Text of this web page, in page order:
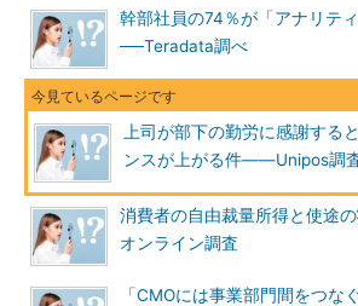
幹部社員の74％が「アナリテ
──Teradata調べ
上司が部下の勤労に感謝する
ンスが上がる件――Unipos調
消費者の自由裁量所得と使途
オンライン調査
「CMOには事業部門間をつな